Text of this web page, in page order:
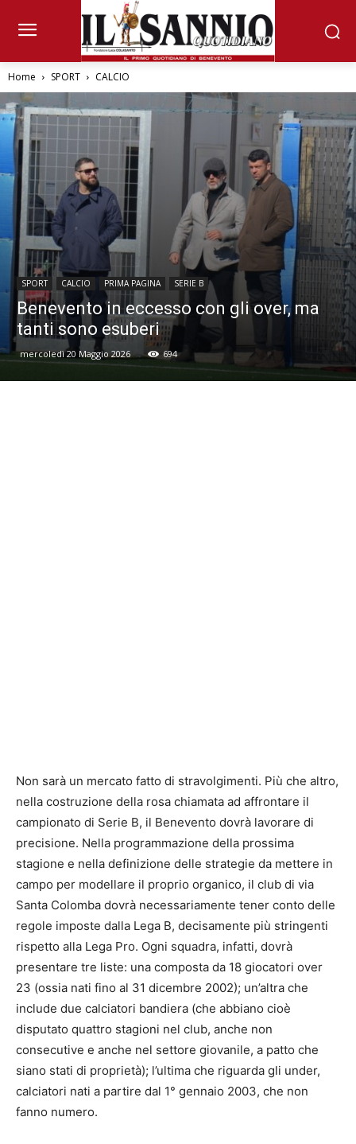
Home SPORT CALCIO
SPORT CALCIO PRIMA PAGINA SERIE B
Benevento in eccesso con gli over, ma
tanti sono esuberi
mercoledì 20 Maggio 2026 694
Non sarà un mercato fatto di stravolgimenti. Più che altro,
nella costruzione della rosa chiamata ad affrontare il
campionato di Serie B, il Benevento dovrà lavorare di
precisione. Nella programmazione della prossima
stagione e nella definizione delle strategie da mettere in
campo per modellare il proprio organico, il club di via
Santa Colomba dovrà necessariamente tener conto delle
regole imposte dalla Lega B, decisamente più stringenti
rispetto alla Lega Pro. Ogni squadra, infatti, dovrà
presentare tre liste: una composta da 18 giocatori over
23 (ossia nati fino al 31 dicembre 2002); un’altra che
include due calciatori bandiera (che abbiano cioè
disputato quattro stagioni nel club, anche non
consecutive e anche nel settore giovanile, a patto che
siano stati di proprietà); l’ultima che riguarda gli under,
calciatori nati a partire dal 1° gennaio 2003, che non
fanno numero.